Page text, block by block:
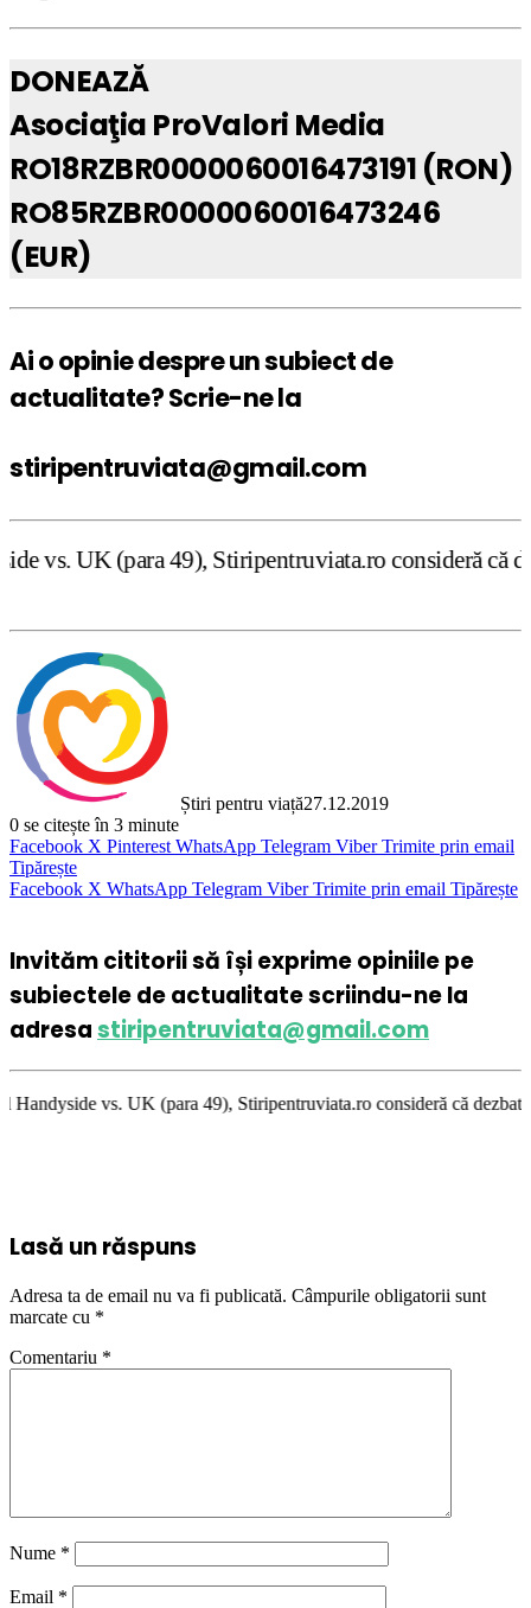
DONEAZĂ
Asociaţia ProValori Media
RO18RZBR0000060016473191 (RON)
RO85RZBR0000060016473246
(EUR)
Ai o opinie despre un subiect de
actualitate? Scrie-ne la
stiripentruviata@gmail.com
Stiripentruviata.ro consideră că dezbaterea
Știri pentru viață27.12.2019
0 se citește în 3 minute
Facebook X Pinterest WhatsApp Telegram Viber Trimite prin email
Tipărește
Facebook X WhatsApp Telegram Viber Trimite prin email Tipărește
Invităm cititorii să își exprime opiniile pe
subiectele de actualitate scriindu-ne la
adresastiripentruviata@gmail.com
(para 49), Stiripentruviata.ro consideră că dezbaterea onestă
Lasă un răspuns
Adresa ta de email nu va fi publicată. Câmpurile obligatorii sunt
marcate cu *
Comentariu *
Nume *
Email *